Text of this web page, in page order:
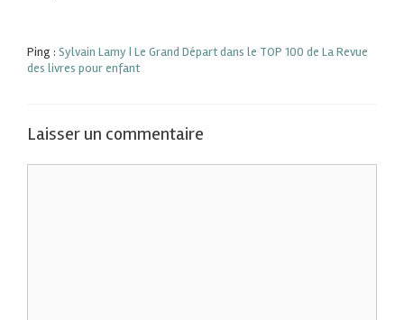
Ping : Sylvain Lamy | Le Grand Départ dans le TOP 100 de La Revue
des livres pour enfant
Laisser un commentaire